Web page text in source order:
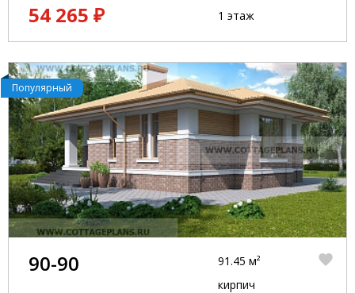
54 265 ₽
1 этаж
Популярный
90-90
91.45 м²
кирпич